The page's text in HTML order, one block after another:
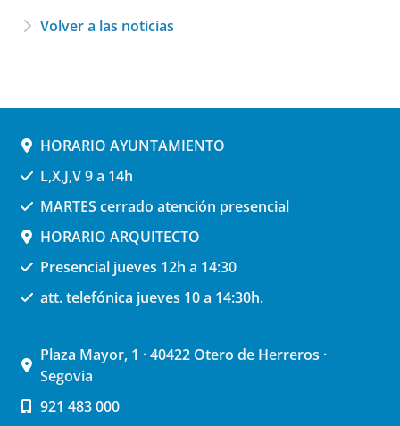
Volver a las noticias
HORARIO AYUNTAMIENTO
L,X,J,V 9 a 14h
MARTES cerrado atención presencial
HORARIO ARQUITECTO
Presencial jueves 12h a 14:30
att. telefónica jueves 10 a 14:30h.
Plaza Mayor, 1 · 40422 Otero de Herreros ·
Segovia
921 483 000